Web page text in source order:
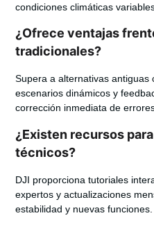
condiciones climáticas
¿Ofrece ventajas
tradicionales?
Supera a alternativas antiguas
escenarios dinámicos y
corrección inmediata de
¿Existen recursos
técnicos?
DJI proporciona tutoriales
expertos y actualizaciones
estabilidad y nuevas funciones.